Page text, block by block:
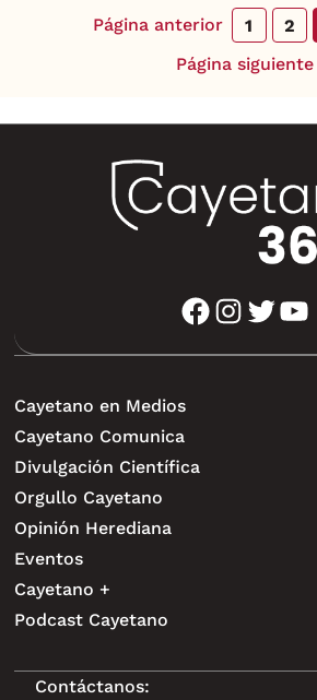
Página anterior 1 2
Página siguiente
facebook instagram twitter youtube
Cayetano en Medios
Cayetano Comunica
Divulgación Científica
Orgullo Cayetano
Opinión Herediana
Eventos
Cayetano +
Podcast Cayetano
Contáctanos: